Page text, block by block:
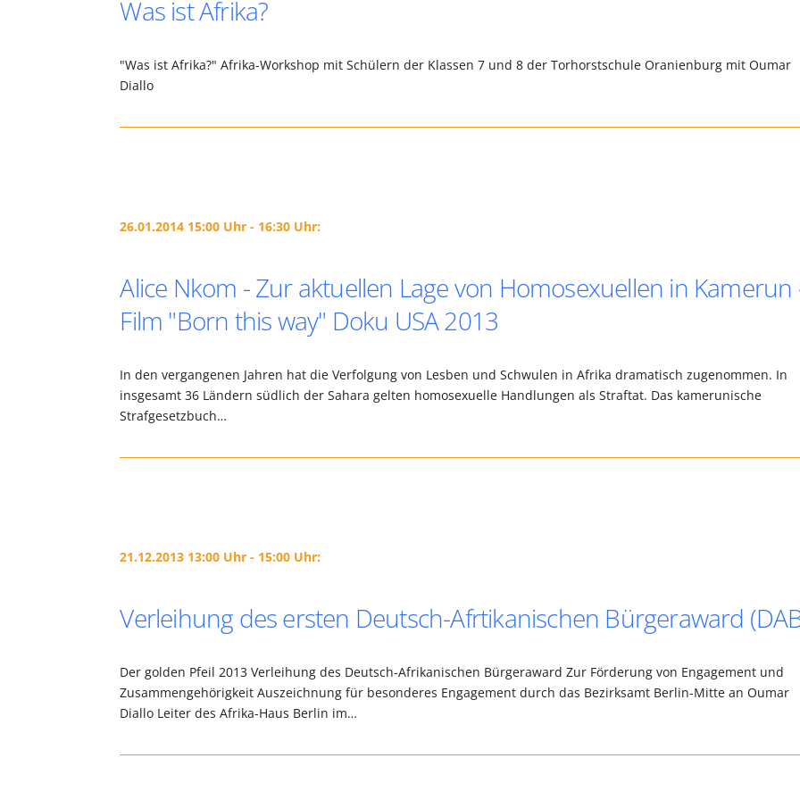
Was ist Afrika?
"Was ist Afrika?" Afrika-Workshop mit Schülern der Klassen 7 und 8 der Torhorstschule Oranienburg mit Oumar
Diallo
26.01.2014 15:00 Uhr - 16:30 Uhr:
Alice Nkom - Zur aktuellen Lage von Homosexuellen in Kamerun
Film "Born this way" Doku USA 2013
In den vergangenen Jahren hat die Verfolgung von Lesben und Schwulen in Afrika dramatisch zugenommen. In
insgesamt 36 Ländern südlich der Sahara gelten homosexuelle Handlungen als Straftat. Das kamerunische
Strafgesetzbuch…
21.12.2013 13:00 Uhr - 15:00 Uhr:
Verleihung des ersten Deutsch-Afrtikanischen Bürgeraward
Der golden Pfeil 2013 Verleihung des Deutsch-Afrikanischen Bürgeraward Zur Förderung von Engagement und
Zusammengehörigkeit Auszeichnung für besonderes Engagement durch das Bezirksamt Berlin-Mitte an Oumar
Diallo Leiter des Afrika-Haus Berlin im…